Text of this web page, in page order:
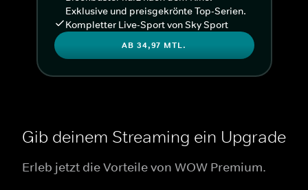
Exklusive und preisgekrönte Top-Serien.
Kompletter Live-Sport von Sky Sport
AB 34,97 MTL.
Gib deinem Streaming ein Upgrade
Erleb jetzt die Vorteile von WOW Premium.